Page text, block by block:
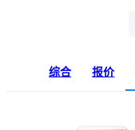
综合 报价